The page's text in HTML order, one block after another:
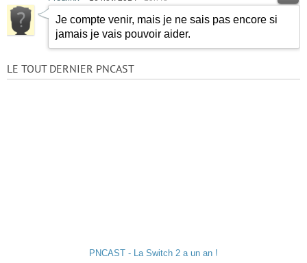
Je compte venir, mais je ne sais pas encore si
jamais je vais pouvoir aider.
LE TOUT DERNIER PNCAST
PNCAST - La Switch 2 a un an !